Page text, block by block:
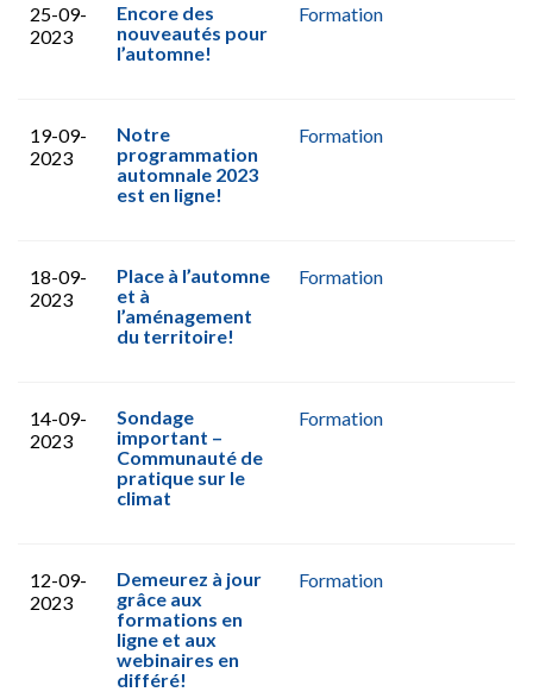
25-09-
2023
Encore des
nouveautés pour
l’automne!
Formation
19-09-
2023
Notre
programmation
automnale 2023
est en ligne!
Formation
18-09-
2023
Place à l’automne
et à
l’aménagement
du territoire!
Formation
14-09-
2023
Sondage
important –
Communauté de
pratique sur le
climat
Formation
12-09-
2023
Demeurez à jour
grâce aux
formations en
ligne et aux
webinaires en
différé!
Formation